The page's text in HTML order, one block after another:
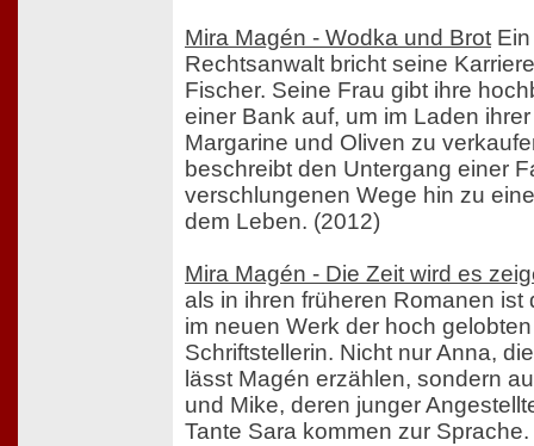
Mira Magén - Wodka und Brot
Rechtsanwalt bricht seine
Fischer. Seine Frau gibt ihre
einer Bank auf, um im Laden
Margarine und Oliven zu
beschreibt den Untergang einer
verschlungenen Wege hin zu
dem Leben. (2012)
Mira Magén - Die Zeit wird es
als in ihren früheren Romanen ist
im neuen Werk der hoch
Schriftstellerin. Nicht nur Anna,
lässt Magén erzählen, sondern
und Mike, deren junger
Tante Sara kommen zur